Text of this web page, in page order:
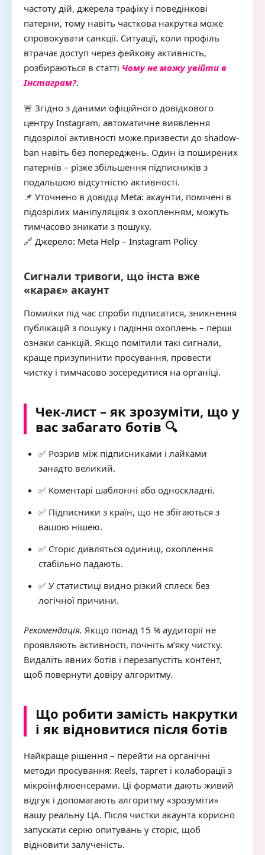
частоту дій, джерела трафіку і поведінкові
патерни, тому навіть часткова накрутка може
спровокувати санкції. Ситуації, коли профіль
втрачає доступ через фейкову активність,
розбираються в статті Чому не можу увійти в
Інстаграм?.
🚨 Згідно з даними офіційного довідкового
центру Instagram, автоматичне виявлення
підозрілої активності може призвести до shadow-
ban навіть без попереджень. Один із поширених
патернів – різке збільшення підписників з
подальшою відсутністю активності.
📌 Уточнено в довідці Meta: акаунти, помічені в
підозрілих маніпуляціях з охопленням, можуть
тимчасово зникати з пошуку.
🔗 Джерело: Meta Help – Instagram Policy
Сигнали тривоги, що інста вже
«карає» акаунт
Помилки під час спроби підписатися, зникнення
публікацій з пошуку і падіння охоплень – перші
ознаки санкцій. Якщо помітили такі сигнали,
краще призупинити просування, провести
чистку і тимчасово зосередитися на органіці.
Чек-лист – як зрозуміти, що у
вас забагато ботів 🔍
✅ Розрив між підписниками і лайками
занадто великий.
✅ Коментарі шаблонні або односкладні.
✅ Підписники з країн, що не збігаються з
вашою нішею.
✅ Сторіс дивляться одиниці, охоплення
стабільно падають.
✅ У статистиці видно різкий сплеск без
логічної причини.
Рекомендація. Якщо понад 15 % аудиторії не
проявляють активності, почніть м’яку чистку.
Видаліть явних ботів і перезапустіть контент,
щоб повернути довіру алгоритму.
Що робити замість накрутки
і як відновитися після ботів
Найкраще рішення – перейти на органічні
методи просування: Reels, таргет і колаборації з
мікроінфлюенсерами. Ці формати дають живий
відгук і допомагають алгоритму «зрозуміти»
вашу реальну ЦА. Після чистки акаунта корисно
запускати серію опитувань у сторіс, щоб
відновити залученість.